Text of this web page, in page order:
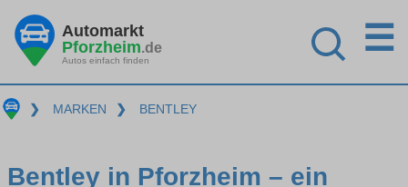
Automarkt
Pforzheim.de
Autos einfach finden
☰
❯ MARKEN ❯ BENTLEY
Bentley in Pforzheim – ein